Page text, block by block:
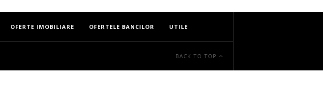
OFERTE IMOBILIARE OFERTELE BANCILOR UTILE
BACK TO TOP